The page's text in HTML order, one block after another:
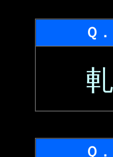
Ｑ
Ｑ